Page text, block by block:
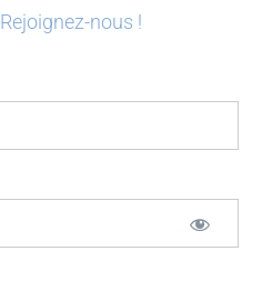
Rejoignez-nous !